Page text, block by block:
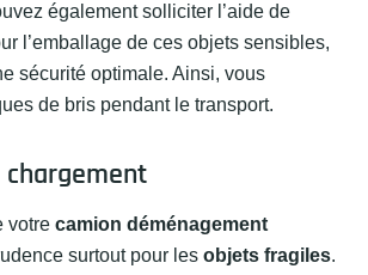
également solliciter l’aide de
l’emballage de ces objets sensibles,
sécurité optimale. Ainsi, vous
de bris pendant le transport.
chargement
votre camion déménagement
surtout pour les objets fragiles.